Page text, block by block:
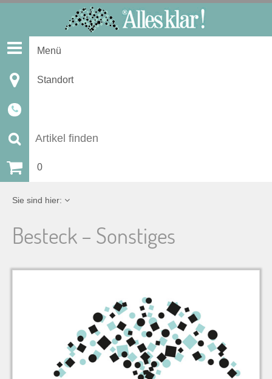
Menü
Standort
c
0
Sie sind hier:
Besteck – Sonstiges